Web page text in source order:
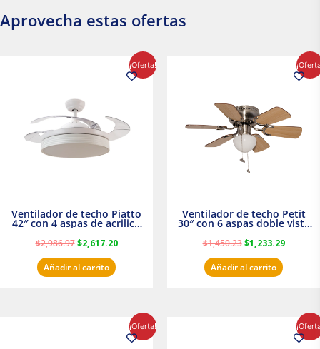
Aprovecha estas ofertas
¡Oferta!
Ventilador de techo Piatto
42″ con 4 aspas de acrilico
transparente
$2,986.97
$2,986.97.
$2,617.20
precio
actual
Añadir al carrito
Ventilador de techo Petit
30″ con 6 aspas doble vista
Satinado Masterfan
$1,450.23
$1,450.23.
$1,233.29
precio
actual
Añadir al carrito
¡Oferta!
precio
actual
precio
actual